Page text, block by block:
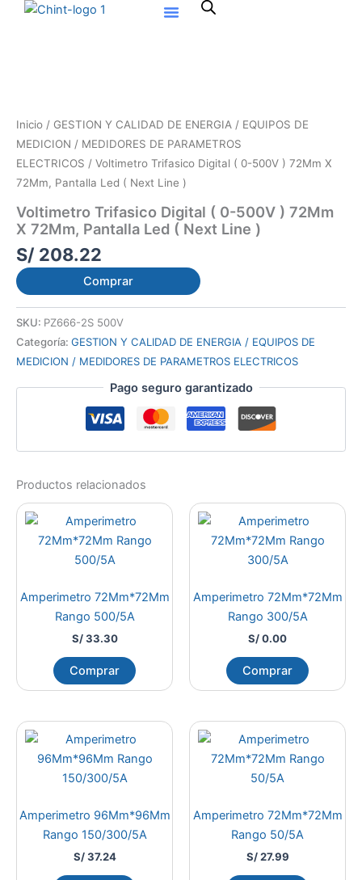
Inicio / GESTION Y CALIDAD DE ENERGIA / EQUIPOS DE
MEDICION / MEDIDORES DE PARAMETROS
ELECTRICOS / Voltimetro Trifasico Digital ( 0-500V ) 72Mm X
72Mm, Pantalla Led ( Next Line )
Voltimetro Trifasico Digital ( 0-500V ) 72Mm
X 72Mm, Pantalla Led ( Next Line )
S/ 208.22
Comprar
SKU: PZ666-2S 500V
Categoría: GESTION Y CALIDAD DE ENERGIA / EQUIPOS DE
MEDICION / MEDIDORES DE PARAMETROS ELECTRICOS
Pago seguro garantizado
Productos relacionados
Amperimetro 72Mm*72Mm
Rango 500/5A
S/33.30
Comprar
Amperimetro 72Mm*72Mm
Rango 300/5A
S/0.00
Comprar
Amperimetro 96Mm*96Mm
Rango 150/300/5A
S/37.24
Amperimetro 72Mm*72Mm
Rango 50/5A
S/27.99